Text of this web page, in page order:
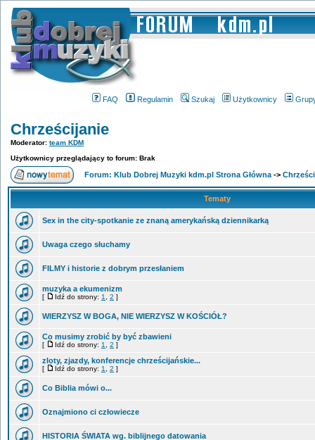
FAQ Regulamin Szukaj Użytkownicy
Chrześcijanie
Moderator: team KDM
Użytkownicy przeglądający to forum: Brak
Forum: Klub Dobrej Muzyki kdm.pl Strona Główna ->
Tematy
Sex in the city-spotkanie ze znaną amerykańską dziennikarką
Uwaga czego słuchamy
FILMY i historie z dobrym przesłaniem
muzyka a ekumenizm
[ Idź do strony: 1 2 ]
WIERZYSZ W BOGA, NIE WIERZYSZ W KOŚCIÓŁ?
Co musimy zrobić by być zbawieni
[ Idź do strony: 1 2 ]
zloty, zjazdy, konferencje chrześcijańskie...
[ Idź do strony: 1 2 ]
Co Biblia mówi o...
Oznajmiono ci człowiecze
HISTORIA ŚWIATA wg. biblijnego datowania